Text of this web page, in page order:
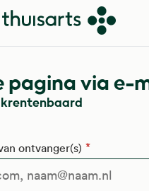
pagina via e-
ontvanger(s)